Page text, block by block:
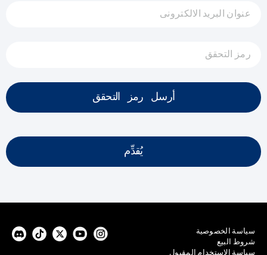
عنوان البريد الالكترونى
رمز التحقق
أرسل رمز التحقق
يُقدِّم
سياسة الخصوصية
شروط البيع
سياسة الاستخدام المقبول